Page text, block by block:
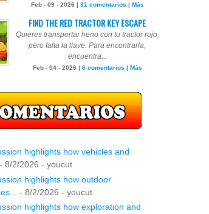
Feb - 09 - 2026 | 31 comentarios | Más
FIND THE RED TRACTOR KEY ESCAPE
Quieres transportar heno con tu tractor rojo,
pero falta la llave. Para encontrarla,
encuentra...
Feb - 04 - 2026 | 6 comentarios | Más
highlights how vehicles and
- 8/2/2026 - youcut
highlights how outdoor
- 8/2/2026 - youcut
highlights how exploration and